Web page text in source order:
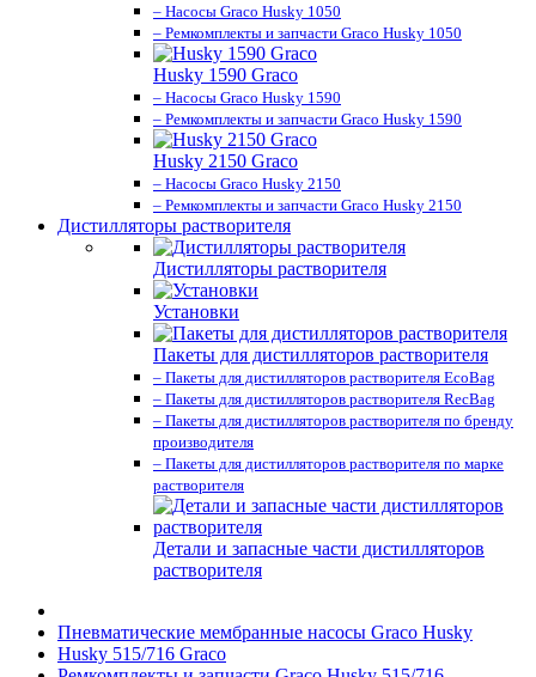
– Насосы Graco Husky 1050
– Ремкомплекты и запчасти Graco Husky 1050
Husky 1590 Graco
– Насосы Graco Husky 1590
– Ремкомплекты и запчасти Graco Husky 1590
Husky 2150 Graco
– Насосы Graco Husky 2150
– Ремкомплекты и запчасти Graco Husky 2150
Дистилляторы растворителя
Дистилляторы растворителя
Установки
Пакеты для дистилляторов растворителя
– Пакеты для дистилляторов растворителя EcoBag
– Пакеты для дистилляторов растворителя RecBag
– Пакеты для дистилляторов растворителя по бренду
производителя
– Пакеты для дистилляторов растворителя по марке
растворителя
Детали и запасные части дистилляторов
растворителя
Пневматические мембранные насосы Graco Husky
Husky 515/716 Graco